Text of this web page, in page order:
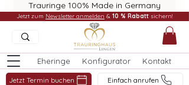
Trauringe 100% Made in Germany
Eheringe Konfigurator Kontakt
Jetzt Termin buchen Einfach anrufen
Jetzt zum Newsletter anmelden & 10 % Rabatt sichern!